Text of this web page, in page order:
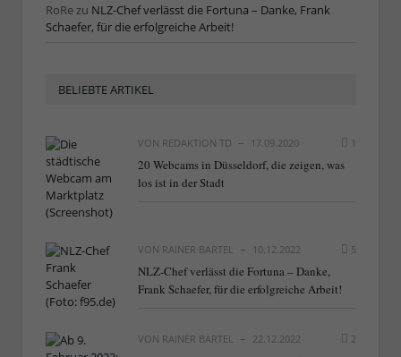
RoRezu NLZ-Chef verlässt die Fortuna – Danke, Frank
Schaefer, für die erfolgreiche Arbeit!
BELIEBTE ARTIKEL
VON REDAKTION TD 17.09.2020 1
20 Webcams in Düsseldorf, die zeigen, was
los ist in der Stadt
VON RAINER BARTEL 10.12.2022 5
NLZ-Chef verlässt die Fortuna – Danke,
Frank Schaefer, für die erfolgreiche Arbeit!
VON RAINER BARTEL 22.12.2022 2